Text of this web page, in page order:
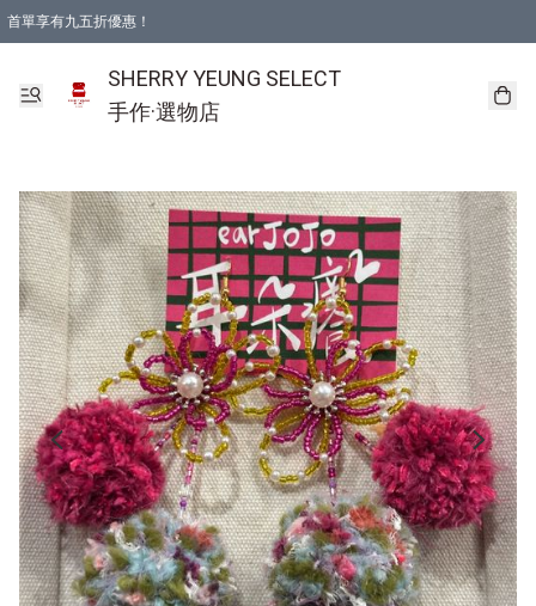
首單享有九五折優惠！
SHERRY YEUNG SELECT
手作·選物店